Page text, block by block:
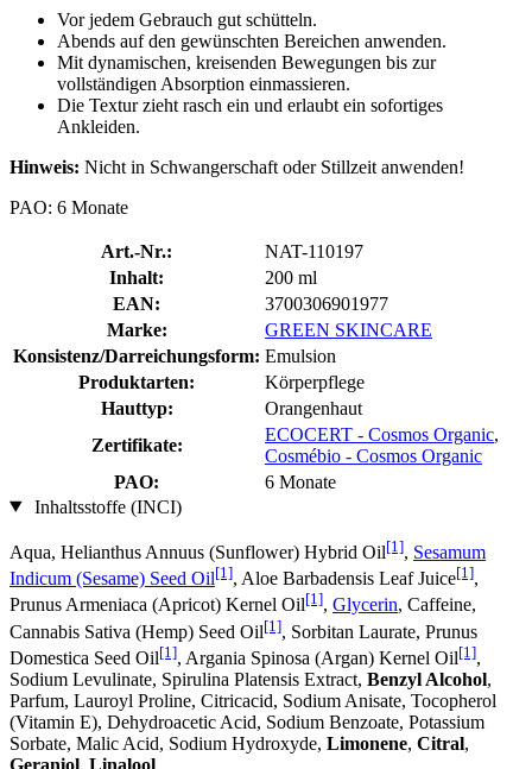
Vor jedem Gebrauch gut schütteln.
Abends auf den gewünschten Bereichen anwenden.
Mit dynamischen, kreisenden Bewegungen bis zur
vollständigen Absorption einmassieren.
Die Textur zieht rasch ein und erlaubt ein sofortiges
Ankleiden.
Hinweis: Nicht in Schwangerschaft oder Stillzeit anwenden!
PAO: 6 Monate
Art.-Nr.:
NAT-110197
Inhalt:
200 ml
EAN:
3700306901977
Marke:
GREEN SKINCARE
Konsistenz/Darreichungsform: Emulsion
Produktarten:
Körperpflege
Hauttyp:
Orangenhaut
Zertifikate:
ECOCERT - Cosmos Organic,
Cosmébio - Cosmos Organic
PAO:
6 Monate
Inhaltsstoffe (INCI)
Aqua, Helianthus Annuus (Sunflower) Hybrid Oil[1], Sesamum
Indicum (Sesame) Seed Oil[1], Aloe Barbadensis Leaf Juice[1],
Prunus Armeniaca (Apricot) Kernel Oil[1], Glycerin, Caffeine,
Cannabis Sativa (Hemp) Seed Oil[1], Sorbitan Laurate, Prunus
Domestica Seed Oil[1], Argania Spinosa (Argan) Kernel Oil[1],
Sodium Levulinate, Spirulina Platensis Extract, Benzyl Alcohol,
Parfum, Lauroyl Proline, Citricacid, Sodium Anisate, Tocopherol
(Vitamin E), Dehydroacetic Acid, Sodium Benzoate, Potassium
Sorbate, Malic Acid, Sodium Hydroxyde, Limonene, Citral,